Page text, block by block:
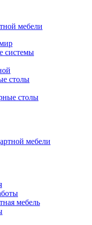
мебели
системы
столы
столы
мебели
мебель